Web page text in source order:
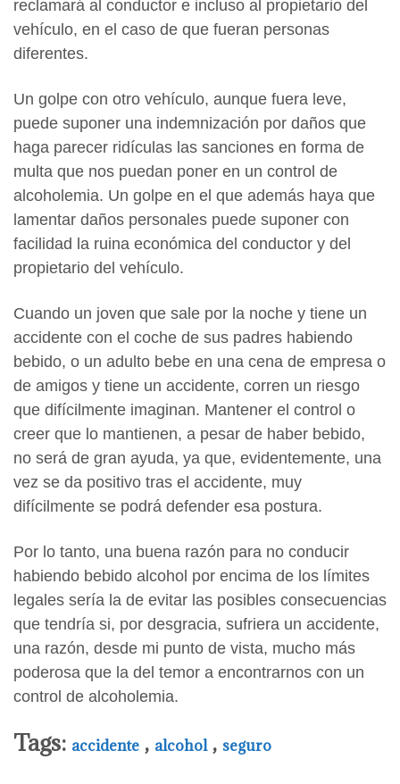
reclamará al conductor e incluso al propietario del
vehículo, en el caso de que fueran personas
diferentes.
Un golpe con otro vehículo, aunque fuera leve,
puede suponer una indemnización por daños que
haga parecer ridículas las sanciones en forma de
multa que nos puedan poner en un control de
alcoholemia. Un golpe en el que además haya que
lamentar daños personales puede suponer con
facilidad la ruina económica del conductor y del
propietario del vehículo.
Cuando un joven que sale por la noche y tiene un
accidente con el coche de sus padres habiendo
bebido, o un adulto bebe en una cena de empresa o
de amigos y tiene un accidente, corren un riesgo
que difícilmente imaginan. Mantener el control o
creer que lo mantienen, a pesar de haber bebido,
no será de gran ayuda, ya que, evidentemente, una
vez se da positivo tras el accidente, muy
difícilmente se podrá defender esa postura.
Por lo tanto, una buena razón para no conducir
habiendo bebido alcohol por encima de los límites
legales sería la de evitar las posibles consecuencias
que tendría si, por desgracia, sufriera un accidente,
una razón, desde mi punto de vista, mucho más
poderosa que la del temor a encontrarnos con un
control de alcoholemia.
Tags: accidente , alcohol, seguro